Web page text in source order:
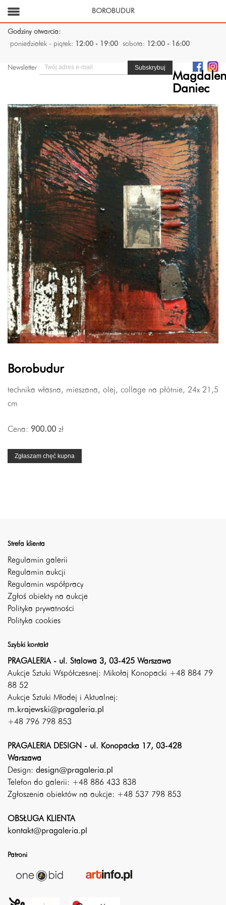
Godziny otwarcia:
poniedziałek - piątek:
12:00 - 19:00 sobota: 12:00 - 16:00
Newsletter
Daniec
Borobudur
technika własna, mieszana, olej, collage na płótnie, 24x 21,5
cm
Cena: 900.00 zł
Zgłaszam chęć kupna
Strefa klienta
Regulamin galerii
Regulamin aukcji
Regulamin współpracy
Zgłoś obiekty na aukcje
Polityka prywatności
Polityka cookies
Szybki kontakt
PRAGALERIA - ul. Stalowa 3, 03-425 Warszawa
Aukcje Sztuki Współczesnej: Mikołaj Konopacki +48 884 79
88 52
Aukcje Sztuki Młodej i Aktualnej:
m.krajewski@pragaleria.pl
+48 796 798 853
PRAGALERIA DESIGN - ul. Konopacka 17, 03-428
Warszawa
Design: design@pragaleria.pl
Telefon do galerii: +48 886 433 838
Zgłoszenia obiektów na aukcje: +48 537 798 853
OBSŁUGA KLIENTA
kontakt@pragaleria.pl
Patroni
BOROBUDUR